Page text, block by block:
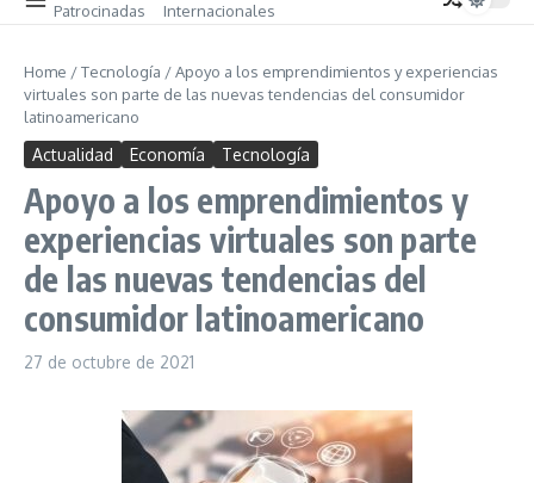
Patrocinadas
Internacionales
Home /Tecnología /Apoyo a los emprendimientos y experiencias
virtuales son parte de las nuevas tendencias del consumidor
latinoamericano
Actualidad Economía Tecnología
Apoyo a los emprendimientos y
experiencias virtuales son parte
de las nuevas tendencias del
consumidor latinoamericano
27 de octubre de 2021